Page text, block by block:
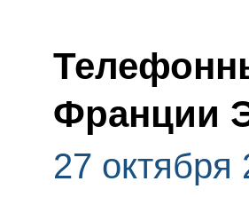
Франции
27 октября